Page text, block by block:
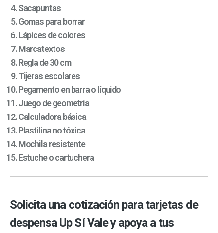
Sacapuntas
Gomas para borrar
Lápices de colores
Marcatextos
Regla de 30 cm
Tijeras escolares
Pegamento en barra o líquido
Juego de geometría
Calculadora básica
Plastilina no tóxica
Mochila resistente
Estuche o cartuchera
Solicita una cotización para tarjetas de
despensa Up Sí Vale y apoya a tus